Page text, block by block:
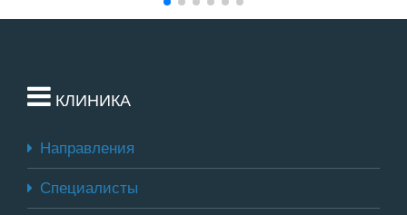
КЛИНИКА
Направления
Специалисты